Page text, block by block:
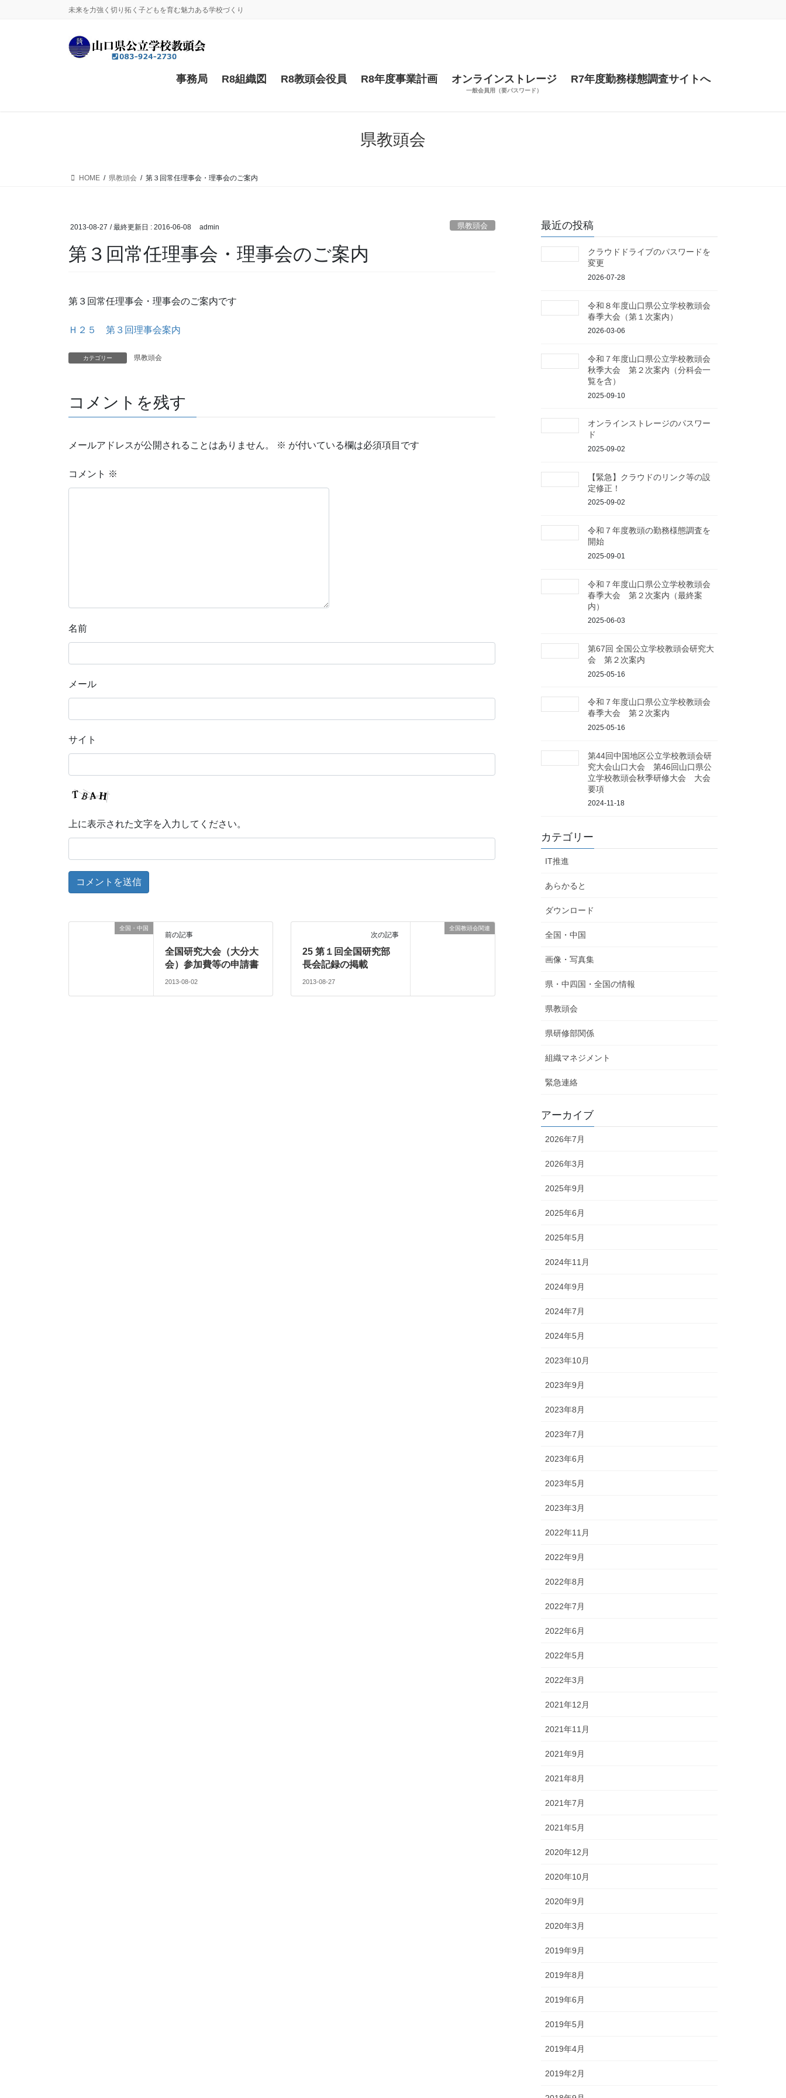
未来を力強く切り拓く子どもを育む魅力ある学校づくり
事務局 R8組織図 R8教頭会役員 R8年度事業計画 オンラインストレージ
一般会員用（要パスワード）
R7年度勤務様態調査サイトへ
県教頭会
HOME 県教頭会 第３回常任理事会・理事会のご案内
2013-08-27 / 最終更新日 : 2016-06-08 admin 県教頭会
第３回常任理事会・理事会のご案内
第３回常任理事会・理事会のご案内です
Ｈ２５ 第３回理事会案内
カテゴリー 県教頭会
コメントを残す
メールアドレスが公開されることはありません。 ※ が付いている欄は必須項目です
コメント ※
名前
メール
サイト
上に表示された文字を入力してください。
全国・中国
前の記事
全国研究大会（大分大
会）参加費等の申請書
2013-08-02
全国教頭会関連
次の記事
25 第１回全国研究部
長会記録の掲載
2013-08-27
最近の投稿
クラウドドライブのパスワードを
変更
2026-07-28
令和８年度山口県公立学校教頭会
春季大会（第１次案内）
2026-03-06
令和７年度山口県公立学校教頭会
秋季大会 第２次案内（分科会一
覧を含）
2025-09-10
オンラインストレージのパスワー
ド
2025-09-02
【緊急】クラウドのリンク等の設
定修正！
2025-09-02
令和７年度教頭の勤務様態調査を
開始
2025-09-01
令和７年度山口県公立学校教頭会
春季大会 第２次案内（最終案
内）
2025-06-03
第67回 全国公立学校教頭会研究大
会 第２次案内
2025-05-16
令和７年度山口県公立学校教頭会
春季大会 第２次案内
2025-05-16
第44回中国地区公立学校教頭会研
究大会山口大会 第46回山口県公
立学校教頭会秋季研修大会 大会
要項
2024-11-18
カテゴリー
IT推進
あらかると
ダウンロード
全国・中国
画像・写真集
県・中四国・全国の情報
県教頭会
県研修部関係
組織マネジメント
緊急連絡
アーカイブ
2026年7月
2026年3月
2025年9月
2025年6月
2025年5月
2024年11月
2024年9月
2024年7月
2024年5月
2023年10月
2023年9月
2023年8月
2023年7月
2023年6月
2023年5月
2023年3月
2022年11月
2022年9月
2022年8月
2022年7月
2022年6月
2022年5月
2022年3月
2021年12月
2021年11月
2021年9月
2021年8月
2021年7月
2021年5月
2020年12月
2020年10月
2020年9月
2020年3月
2019年9月
2019年8月
2019年6月
2019年5月
2019年4月
2019年2月